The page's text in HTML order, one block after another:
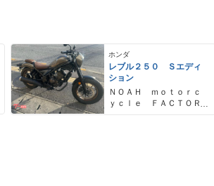
ホンダ
レブル２５０ Ｓエディ
ション
ＮＯＡＨ ｍｏｔｏｒｃ
ｙｃｌｅ ＦＡＣＴＯＲ